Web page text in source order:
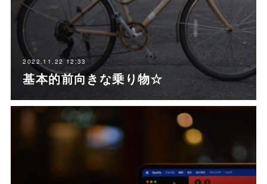
2022.11.22 12:33
基本的前向きな乗り物☆